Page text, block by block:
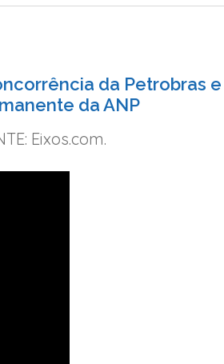
da Petrobras
da ANP
Eixos.com.